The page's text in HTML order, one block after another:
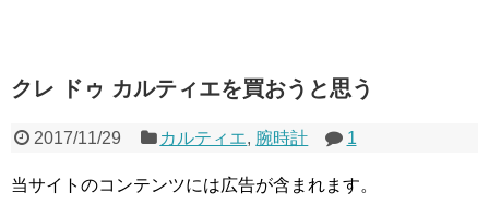
クレ ドゥ カルティエを買おうと思う
2017/11/29 カルティエ, 腕時計 1
当サイトのコンテンツには広告が含まれます。